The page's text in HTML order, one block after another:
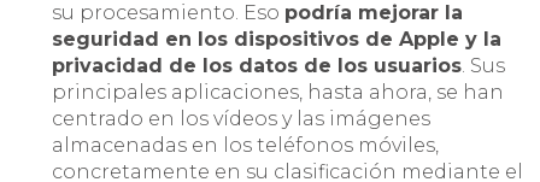
su procesamiento. Eso podría mejorar la
seguridad en los dispositivos de Apple y la
privacidad de los datos de los usuarios. Sus
principales aplicaciones, hasta ahora, se han
centrado en los vídeos y las imágenes
almacenadas en los teléfonos móviles,
concretamente en su clasificación mediante el